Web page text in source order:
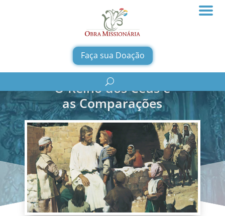
Faça sua Doação
O Reino dos Céus e
as Comparações